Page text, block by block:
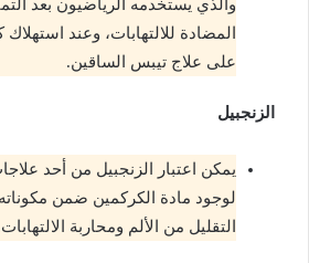
والذي يستخدمه الرياضيون بعد
المضادة للالتهابات، وعند
على علاج تيبس الساقين.
الزنجبيل
يمكن اعتبار الزنجبيل من أحد
لوجود مادة الكركمين ضمن
التقليل من الألم ومحاربة